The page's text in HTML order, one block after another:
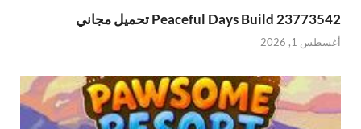
Peaceful Days Build 23773542 تحميل مجاني
أغسطس 1, 2026